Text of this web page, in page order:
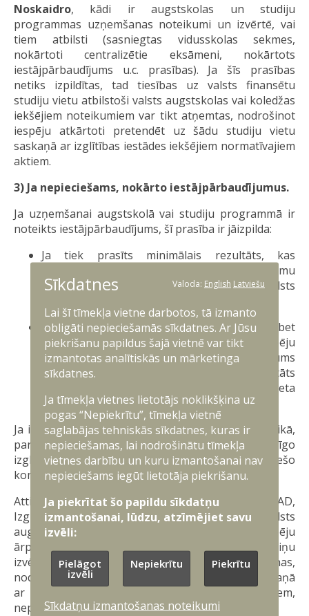
Noskaidro, kādi ir augstskolas un studiju
programmas uzņemšanas noteikumi un izvērtē, vai
tiem atbilsti (sasniegtas vidusskolas sekmes,
nokārtoti centralizētie eksāmeni, nokārtots
iestājpārbaudījums u.c. prasības). Ja šīs prasības
netiks izpildītas, tad tiesības uz valsts finansētu
studiju vietu atbilstoši valsts augstskolas vai koledžas
iekšējiem noteikumiem var tikt atņemtas, nodrošinot
iespēju atkārtoti pretendēt uz šādu studiju vietu
saskaņā ar izglītības iestādes iekšējiem normatīvajiem
aktiem.
3) Ja nepieciešams, nokārto iestājpārbaudījumus.
Ja uzņemšanai augstskolā vai studiju programmā ir
noteikts iestājpārbaudījums, šī prasība ir jāizpilda:
Ja tiek prasīts minimālais rezultāts, kas
nepieciešams, lai uzskatītu iestājpārbaudījumu
par nokārtotu, tas attiecas arī uz valsts
Ja minimālais rezultāts nav noteikts, bet
pārbaudījuma rezultāts ietekmē iespēju
konkursā iegūt budžeta vietu, pārbaudījums
jākārto jebkurā gadījumā, taču tā rezultāts
neietekmē tiesības pretendēt uz valsts budžeta
finansētu studiju vietu.
Ja iestājeksāmens ir paredzēts dienesta izpildes laikā,
par tā kārtošanas iespējām konsultējies ar attiecīgo
izglītības iestādi un savas militārās vienības tiešo
komandieri.
Attiecībā uz jauniešiem, kas brīvprātīgi piesakās VAD,
Izglītības un zinātnes ministrija ir aicinājusi valsts
augstskolas un koledžas nodrošināt iespēju
ārpuskārtas kārtot iestājpārbaudījumus viņu
izvēlētajās programmās, pirms dienesta uzsākšanas,
nodrošinot uzņemšanu pēc dienesta beigām saskaņā
ar tobrīd spēkā esošajiem nosacījumiem,
nepiemērojot papildu uzņemšanas prasības.
Sīkdatnes Valoda: English Latviešu
Lai šī tīmekļa vietne darbotos, tā izmanto
obligāti nepieciešamās sīkdatnes. Ar Jūsu
piekrišanu papildus šajā vietnē var tikt
izmantotas analītiskās un mārketinga
sīkdatnes.
Ja tīmekļa vietnes lietotājs noklikšķina uz
pogas “Nepiekrītu”, tīmekļa vietnē
saglabājas tehniskās sīkdatnes, kuras ir
nepieciešamas, lai nodrošinātu tīmekļa
vietnes darbību un kuru izmantošanai nav
nepieciešams iegūt lietotāja piekrišanu.
Ja piekrītat šo papildu sīkdatņu
izmantošanai, lūdzu, atzīmējiet savu
izvēli:
Pielāgot
izvēli
Nepiekrītu Piekrītu
Sīkdatņu izmantošanas noteikumi